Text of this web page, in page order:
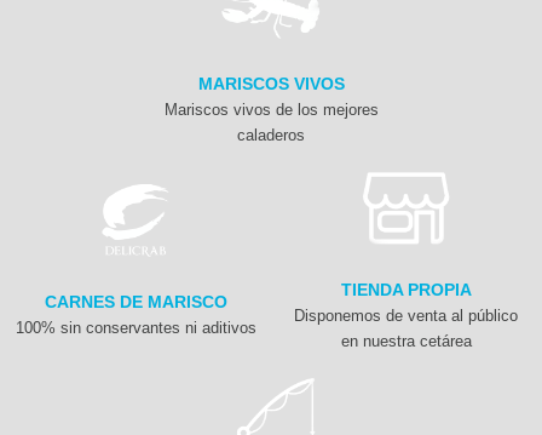
MARISCOS VIVOS
Mariscos vivos de los mejores
caladeros
CARNES DE MARISCO
100% sin conservantes ni aditivos
TIENDA PROPIA
Disponemos de venta al público
en nuestra cetárea